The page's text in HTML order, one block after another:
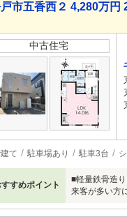
市五香西２ 4,280万円
中古住宅
て 駐車場あり 駐車3台
すすめポイント
■軽量鉄骨造
来客が多い方